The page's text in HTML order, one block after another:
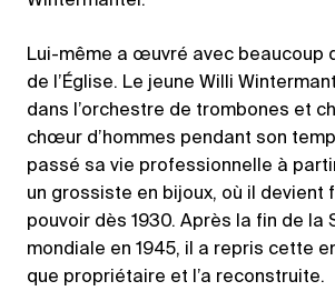
Lui-même a œuvré avec beaucoup
de l’Église. Le jeune Willi
dans l’orchestre de trombones et
chœur d’hommes pendant son
passé sa vie professionnelle à
un grossiste en bijoux, où il devient
pouvoir dès 1930. Après la fin de la
mondiale en 1945, il a repris cette
que propriétaire et l’a reconstruite.